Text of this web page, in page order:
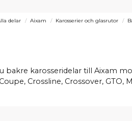
delar Aixam Karosserier och glasrutor
bakre karosseridelar till Aixam
Crossline, Crossover, GTO,